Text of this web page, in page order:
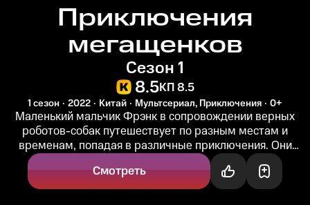
Приключения
мегащенков
Сезон 1
8.5КП 8.5
1 сезон 2022 Китай Мультсериал, Приключения 0+
Маленький мальчик Фрэнк в сопровождении верных
роботов-собак путешествует по разным местам и
временам, попадая в различные приключения. Они
отправятся на 65 миллионов лет...
Смотреть